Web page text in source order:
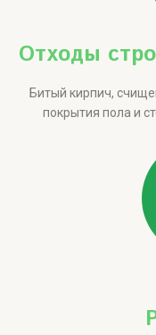
Отходы
Битый кирпич,
покрытия пола и